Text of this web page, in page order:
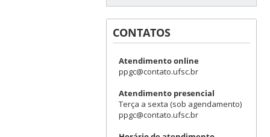
CONTATOS
Atendimento online
ppgc@contato.ufsc.br
Atendimento presencial
Terça a sexta (sob agendamento)
ppgc@contato.ufsc.br